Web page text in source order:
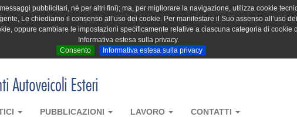
pubblicitari, né per altri fini); ma, per migliorare la navigazione, utilizza cookie
Le chiediamo il consenso all’uso dei cookie. Per manifestare il Suo assenso all’uso
oppure cambiare le impostazioni specificamente relative a ciascuna categoria di
Informativa estesa sulla privacy.
Consento
Informativa estesa sulla privacy
PUBBLICAZIONI LAVORO CONTATTI